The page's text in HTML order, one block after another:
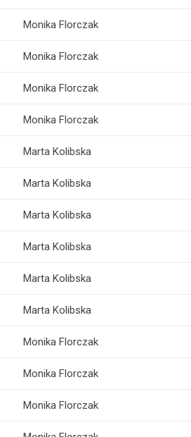
Monika Florczak
Monika Florczak
Monika Florczak
Monika Florczak
Marta Kolibska
Marta Kolibska
Marta Kolibska
Marta Kolibska
Marta Kolibska
Marta Kolibska
Monika Florczak
Monika Florczak
Monika Florczak